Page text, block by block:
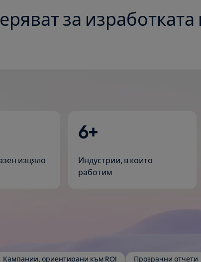
за изработката
изцяло
6+
Индустрии, в които
работим
Кампании, ориентирани към ROI Прозрачни отчети